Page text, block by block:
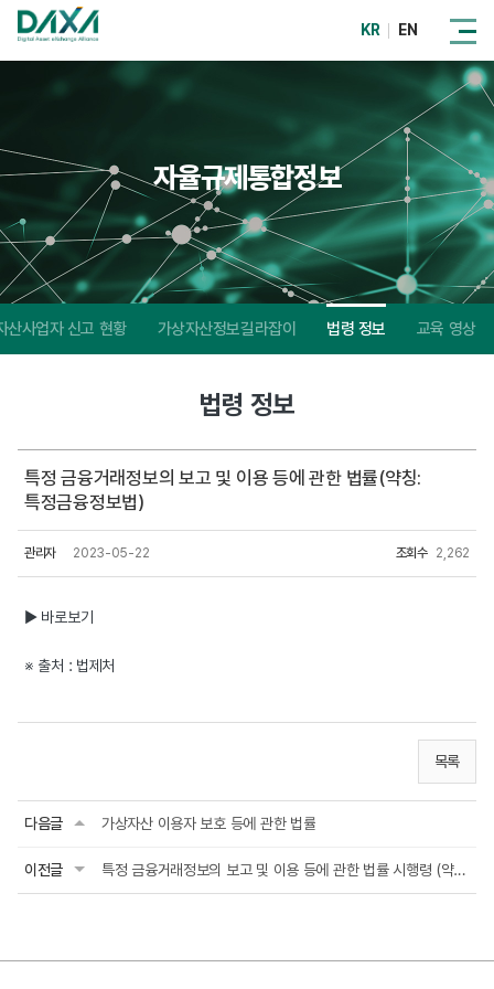
KR EN
자율규제통합정보
산사업자 신고 현황 가상자산정보길라잡이 법령 정보 교육 영상
법령 정보
특정 금융거래정보의 보고 및 이용 등에 관한 법률(약칭:
특정금융정보법)
관리자 2023-05-22 조회수 2,262
▶ 바로보기
※ 출처 : 법제처
목록
다음글 가상자산 이용자 보호 등에 관한 법률
이전글 특정 금융거래정보의 보고 및 이용 등에 관한 법률 시행령 (약칭: 특정금융정보법 시행령)